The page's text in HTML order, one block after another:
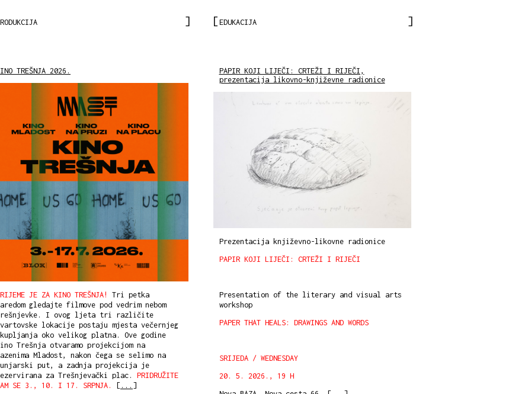
TREŠNJA 2026.
JE ZA KINO TREŠNJA!
Tri petka
gledajte filmove pod vedrim nebom
I ovog ljeta tri različite
lokacije postaju mjesta večernjeg
oko velikog platna. Ove godine
Trešnja otvaramo projekcijom na
Mladost, nakon čega se selimo na
put, a zadnja projekcija je
za Trešnjevački plac. PRIDRUŽITE
SE 3., 10. I 17. SRPNJA.
[ ... ]
EDUKACIJA
PAPIR KOJI LIJEČI: CRTEŽI I RIJEČI,
prezentacija likovno-književne radionice
Prezentacija književno-likovne radionice
PAPIR KOJI LIJEČI: CRTEŽI I RIJEČI
Presentation of the literary and visual arts
workshop
PAPER THAT HEALS: DRAWINGS AND WORDS
SRIJEDA / WEDNESDAY
20. 5. 2026., 19 H